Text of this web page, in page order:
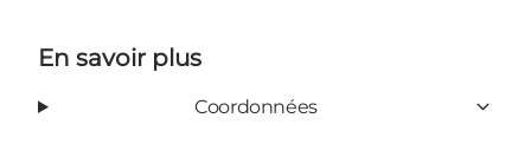
En savoir plus
Coordonnées